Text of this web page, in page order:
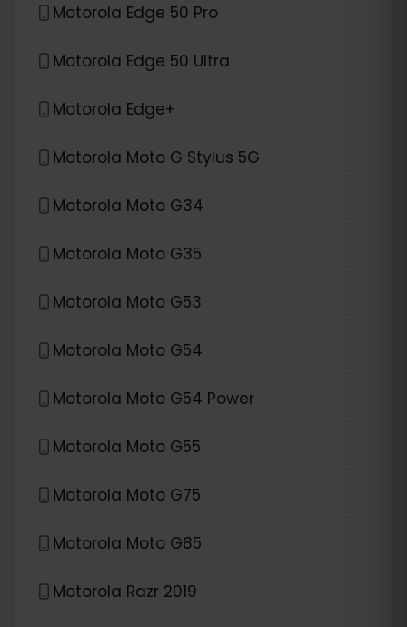
Motorola Edge 50 Pro
Motorola Edge 50 Ultra
Motorola Edge+
Motorola Moto G Stylus 5G
Motorola Moto G34
Motorola Moto G35
Motorola Moto G53
Motorola Moto G54
Motorola Moto G54 Power
Motorola Moto G55
Motorola Moto G75
Motorola Moto G85
Motorola Razr 2019